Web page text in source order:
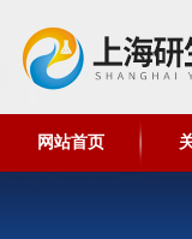
网站首页